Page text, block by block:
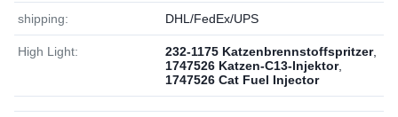
shipping: DHL/FedEx/UPS
High Light: 232-1175 Katzenbrennstoffspritzer,
1747526 Katzen-C13-Injektor,
1747526 Cat Fuel Injector